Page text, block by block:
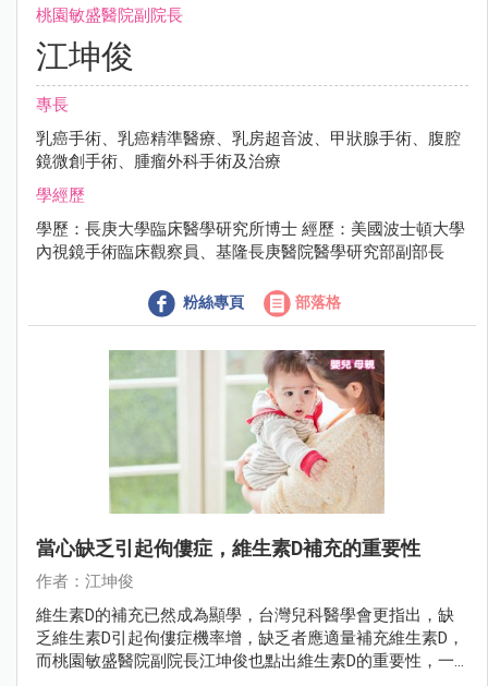
桃園敏盛醫院副院長
江坤俊
專長
乳癌手術、乳癌精準醫療、乳房超音波、甲狀腺手術、腹腔
鏡微創手術、腫瘤外科手術及治療
學經歷
學歷：長庚大學臨床醫學研究所博士 經歷：美國波士頓大學
內視鏡手術臨床觀察員、基隆長庚醫院醫學研究部副部長
粉絲專頁 部落格
當心缺乏引起佝僂症，維生素D補充的重要性
作者：江坤俊
維生素D的補充已然成為顯學，台灣兒科醫學會更指出，缺
乏維生素D引起佝僂症機率增，缺乏者應適量補充維生素D，
而桃園敏盛醫院副院長江坤俊也點出維生素D的重要性，一